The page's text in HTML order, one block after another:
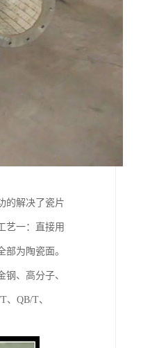
的解决了瓷片
艺一：直接用
为陶瓷面。
、高分子、
QB/T、